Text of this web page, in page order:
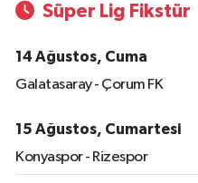
Süper Lig Fikstür
14 Ağustos, Cuma
Galatasaray - Çorum FK
15 Ağustos, Cumartesi
Konyaspor - Rizespor